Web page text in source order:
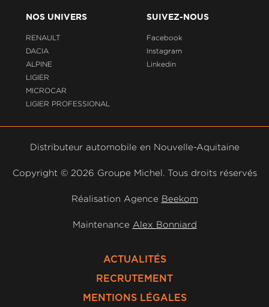
NOS UNIVERS
RENAULT
DACIA
ALPINE
LIGIER
MICROCAR
LIGIER PROFESSIONAL
SUIVEZ-NOUS
Facebook
Instagram
Linkedin
Distributeur automobile en Nouvelle-Aquitaine
Copyright © 2026 Groupe Michel. Tous droits réservés
Réalisation Agence Beekom
Maintenance Alex Bonniard
ACTUALITÉS
RECRUTEMENT
MENTIONS LÉGALES